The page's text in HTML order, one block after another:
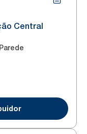
Central
Parede